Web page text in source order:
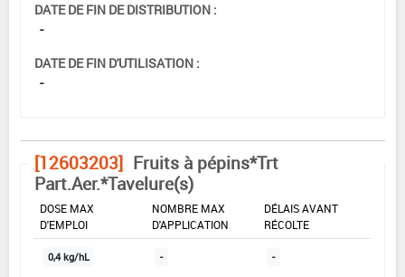
DATE DE FIN DE DISTRIBUTION :
-
DATE DE FIN D'UTILISATION :
-
[12603203] Fruits à pépins*Trt
Part.Aer.*Tavelure(s)
DOSE MAX
D'EMPLOI
NOMBRE MAX
D'APPLICATION
DÉLAIS AVANT
RÉCOLTE
0,4 kg/hL - -